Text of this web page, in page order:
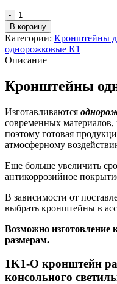
Количество
товара
Кронштейны
однорожковые
1K1-
В корзину
Категории: Кронштейны
однорожковые К1
Описание
Кронштейны
Изготавливаются
современных
поэтому готовая
атмосферному
Еще больше увеличить
антикоррозийное
В зависимости от
выбрать кронштейны в
Возможно
размерам.
1K1-O кронштейн
консольного